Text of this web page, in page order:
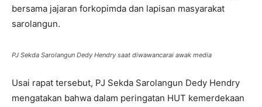
bersama jajaran forkopimda dan lapisan masyarakat
sarolangun.
PJ Sekda Sarolangun Dedy Hendry saat diwawancarai awak media
Usai rapat tersebut, PJ Sekda Sarolangun Dedy Hendry
mengatakan bahwa dalam peringatan HUT kemerdekaan